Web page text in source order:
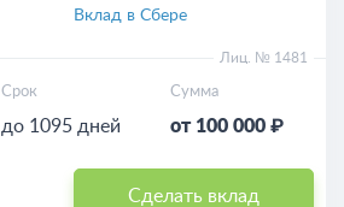
Вклад в Сбере
Лиц. № 1481
Срок
до 1095 дней
Сумма
от 100 000 ₽
Сделать вклад